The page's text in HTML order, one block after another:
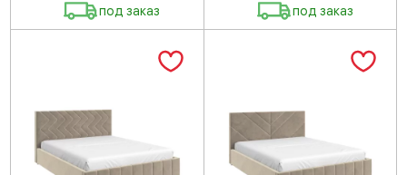
под заказ под заказ